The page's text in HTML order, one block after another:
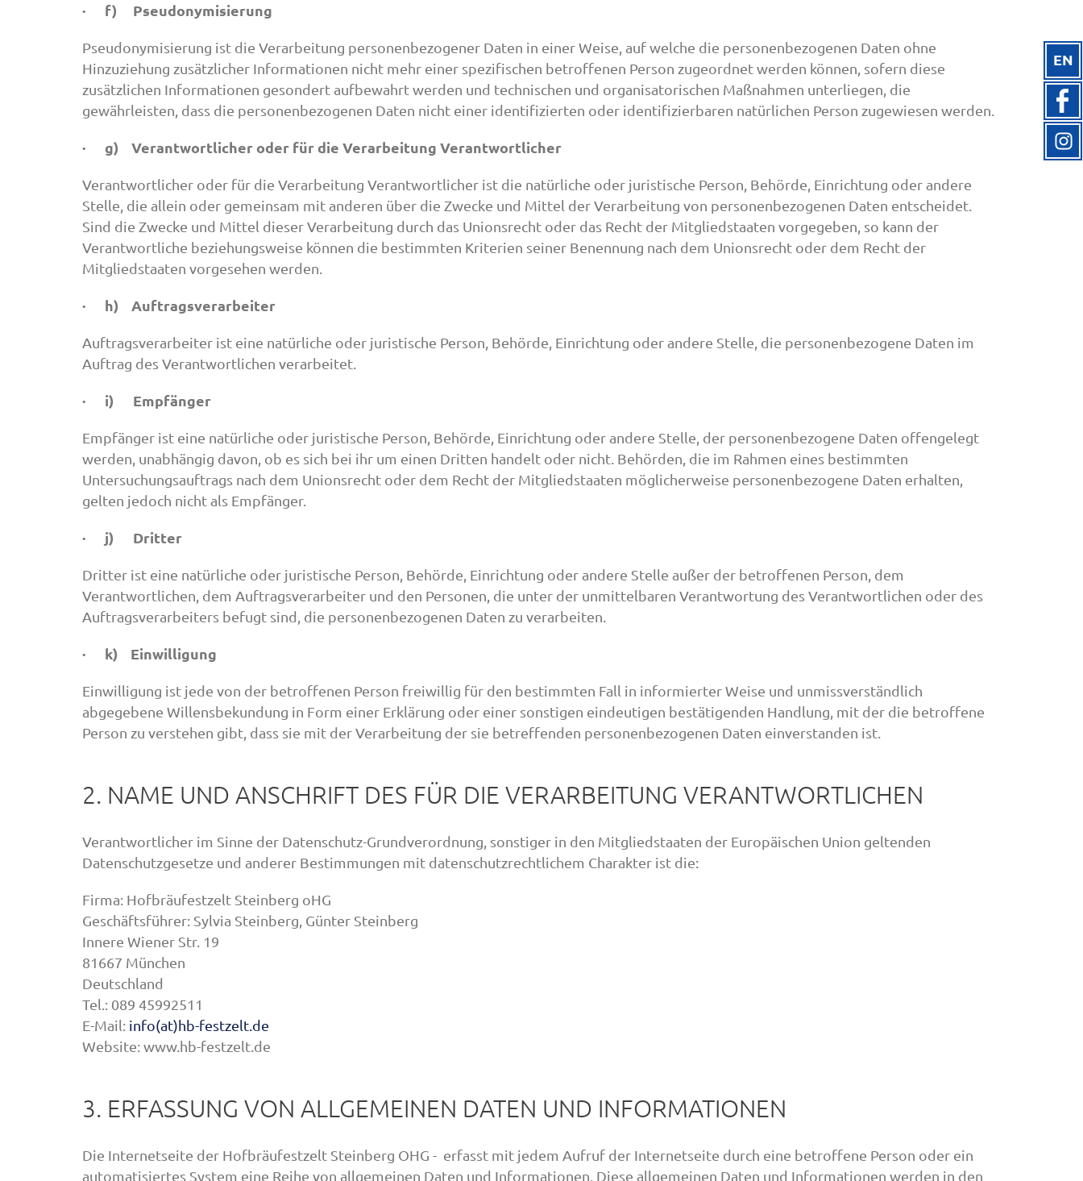
EN
· f) Pseudonymisierung
Pseudonymisierung ist die Verarbeitung personenbezogener Daten in einer Weise, auf welche die personenbezogenen Daten ohne
Hinzuziehung zusätzlicher Informationen nicht mehr einer spezifischen betroffenen Person zugeordnet werden können, sofern diese
zusätzlichen Informationen gesondert aufbewahrt werden und technischen und organisatorischen Maßnahmen unterliegen, die
gewährleisten, dass die personenbezogenen Daten nicht einer identifizierten oder identifizierbaren natürlichen Person zugewiesen werden.
· g) Verantwortlicher oder für die Verarbeitung Verantwortlicher
Verantwortlicher oder für die Verarbeitung Verantwortlicher ist die natürliche oder juristische Person, Behörde, Einrichtung oder andere
Stelle, die allein oder gemeinsam mit anderen über die Zwecke und Mittel der Verarbeitung von personenbezogenen Daten entscheidet.
Sind die Zwecke und Mittel dieser Verarbeitung durch das Unionsrecht oder das Recht der Mitgliedstaaten vorgegeben, so kann der
Verantwortliche beziehungsweise können die bestimmten Kriterien seiner Benennung nach dem Unionsrecht oder dem Recht der
Mitgliedstaaten vorgesehen werden.
· h) Auftragsverarbeiter
Auftragsverarbeiter ist eine natürliche oder juristische Person, Behörde, Einrichtung oder andere Stelle, die personenbezogene Daten im
Auftrag des Verantwortlichen verarbeitet.
· i) Empfänger
Empfänger ist eine natürliche oder juristische Person, Behörde, Einrichtung oder andere Stelle, der personenbezogene Daten offengelegt
werden, unabhängig davon, ob es sich bei ihr um einen Dritten handelt oder nicht. Behörden, die im Rahmen eines bestimmten
Untersuchungsauftrags nach dem Unionsrecht oder dem Recht der Mitgliedstaaten möglicherweise personenbezogene Daten erhalten,
gelten jedoch nicht als Empfänger.
· j) Dritter
Dritter ist eine natürliche oder juristische Person, Behörde, Einrichtung oder andere Stelle außer der betroffenen Person, dem
Verantwortlichen, dem Auftragsverarbeiter und den Personen, die unter der unmittelbaren Verantwortung des Verantwortlichen oder des
Auftragsverarbeiters befugt sind, die personenbezogenen Daten zu verarbeiten.
· k) Einwilligung
Einwilligung ist jede von der betroffenen Person freiwillig für den bestimmten Fall in informierter Weise und unmissverständlich
abgegebene Willensbekundung in Form einer Erklärung oder einer sonstigen eindeutigen bestätigenden Handlung, mit der die betroffene
Person zu verstehen gibt, dass sie mit der Verarbeitung der sie betreffenden personenbezogenen Daten einverstanden ist.
2. NAME UND ANSCHRIFT DES FÜR DIE VERARBEITUNG VERANTWORTLICHEN
Verantwortlicher im Sinne der Datenschutz-Grundverordnung, sonstiger in den Mitgliedstaaten der Europäischen Union geltenden
Datenschutzgesetze und anderer Bestimmungen mit datenschutzrechtlichem Charakter ist die:
Firma: Hofbräufestzelt Steinberg oHG
Geschäftsführer: Sylvia Steinberg, Günter Steinberg
Innere Wiener Str. 19
81667 München
Deutschland
Tel.: 089 45992511
E-Mail: info(at)hb-festzelt.de
Website: www.hb-festzelt.de
3. ERFASSUNG VON ALLGEMEINEN DATEN UND INFORMATIONEN
Die Internetseite der Hofbräufestzelt Steinberg OHG - erfasst mit jedem Aufruf der Internetseite durch eine betroffene Person oder ein
automatisiertes System eine Reihe von allgemeinen Daten und Informationen. Diese allgemeinen Daten und Informationen werden in den